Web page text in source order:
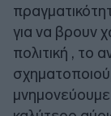
για να βρουν
πολιτική , το